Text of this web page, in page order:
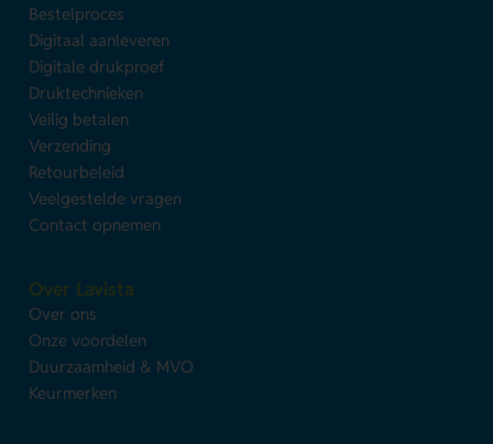
Bestelproces
Digitaal aanleveren
Digitale drukproef
Druktechnieken
Veilig betalen
Verzending
Retourbeleid
Veelgestelde vragen
Contact opnemen
Over Lavista
Over ons
Onze voordelen
Duurzaamheid & MVO
Keurmerken